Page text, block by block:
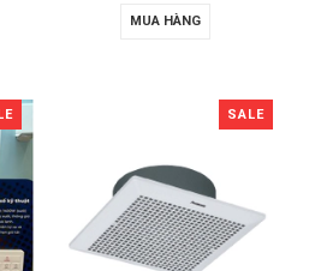
MUA HÀNG
SALE